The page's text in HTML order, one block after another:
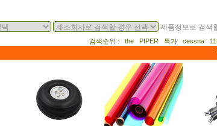
제품정보로 검색
검색순위 : the PIPER 특가 cessna